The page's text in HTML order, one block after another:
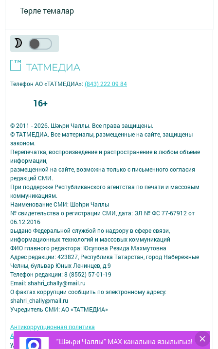
Төрле темалар
"Шәһри Чаллы" MAX каналына язылыгыз!
© 2011 - 2026. Шәһри Чаллы. Все права защищены.
© ТАТМЕДИА. Все материалы, размещенные на сайте, защищены
законом.
Перепечатка, воспроизведение и распространение в любом объеме
информации,
размещенной на сайте, возможна только с письменного согласия
редакций СМИ.
При поддержке Республиканского агентства по печати и массовым
коммуникациям.
Наименование СМИ: Шəhри Чаллы
№ свидетельства о регистрации СМИ, дата: ЭЛ № ФС 77-67912 от
06.12.2016
выдано Федеральной службой по надзору в сфере связи,
информационных технологий и массовых коммуникаций
ФИО главного редактора: Юсупова Резида Махмутовна
Адрес редакции: 423827, Республика Татарстан, город Набережные
Челны, бульвар Юных Ленинцев, д.9
Телефон редакции: 8 (8552) 57-01-19
Email: shahri_chally@mail.ru
О фактах коррупции сообщить по электронному адресу:
shahri_chally@mail.ru
Учредитель СМИ: АО «ТАТМЕДИА»
Антикоррупционная политика
АО «ТАТМЕДИА» использует «cookie»
для персонализации сервисов и
удобства пользователей сайтом.
Телефон АО «ТАТМЕДИА»:(843) 222 09 84
16+